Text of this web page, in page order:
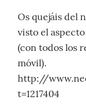
Os quejáis del
visto el
(con todos los
móvil).
http://
t=1217404